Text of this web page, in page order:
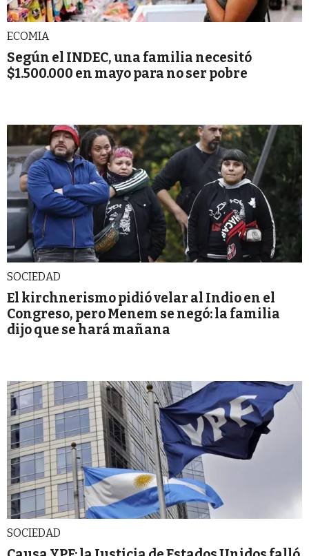
ECOMIA
Según el INDEC, una familia necesitó
$1.500.000 en mayo para no ser pobre
SOCIEDAD
El kirchnerismo pidió velar al Indio en el
Congreso, pero Menem se negó: la familia
dijo que se hará mañana
SOCIEDAD